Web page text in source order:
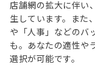
店舗網の拡大に伴い
生しています。また
や「人事」などのバ
も。あなたの適性や
選択が可能です。